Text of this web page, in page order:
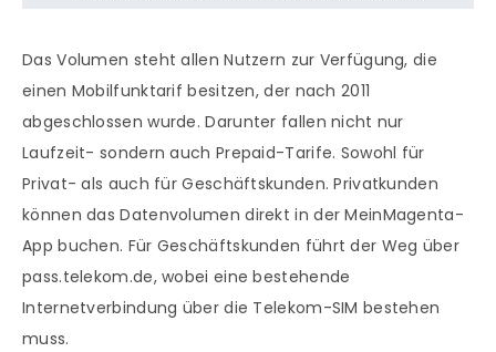
Das Volumen steht allen Nutzern zur Verfügung, die
einen Mobilfunktarif besitzen, der nach 2011
abgeschlossen wurde. Darunter fallen nicht nur
Laufzeit- sondern auch Prepaid-Tarife. Sowohl für
Privat- als auch für Geschäftskunden. Privatkunden
können das Datenvolumen direkt in der MeinMagenta-
App buchen. Für Geschäftskunden führt der Weg über
pass.telekom.de, wobei eine bestehende
Internetverbindung über die Telekom-SIM bestehen
muss.